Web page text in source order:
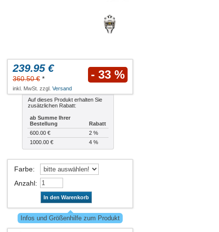
239.95 €
360.50 € * - 33 %
inkl. MwSt. zzgl. Versand
Auf dieses Produkt erhalten Sie
zusätzlichen Rabatt:
ab Summe Ihrer
Bestellung
Rabatt
600.00 €
2 %
1000.00 €
4 %
Farbe:
Anzahl:
In den Warenkorb
Infos und Größenhilfe zum Produkt